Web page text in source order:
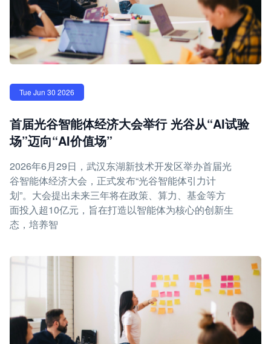
Tue Jun 30 2026
首届光谷智能体经济大会举行 光谷从“AI试验
场”迈向“AI价值场”
2026年6月29日，武汉东湖新技术开发区举办首届光
谷智能体经济大会，正式发布“光谷智能体引力计
划”。大会提出未来三年将在政策、算力、基金等方
面投入超10亿元，旨在打造以智能体为核心的创新生
态，培养智